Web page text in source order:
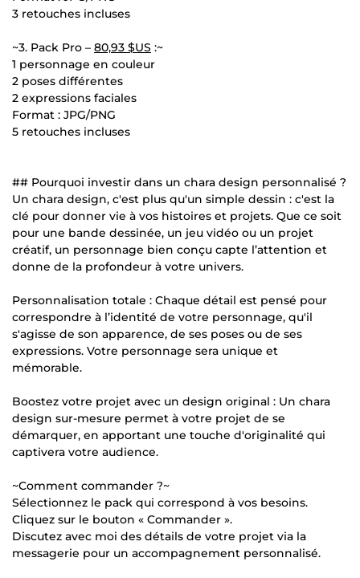
3 retouches incluses
~3. Pack Pro – 80,93 $US :~
1 personnage en couleur
2 poses différentes
2 expressions faciales
Format : JPG/PNG
5 retouches incluses
## Pourquoi investir dans un chara design personnalisé ?
Un chara design, c'est plus qu'un simple dessin : c'est la
clé pour donner vie à vos histoires et projets. Que ce soit
pour une bande dessinée, un jeu vidéo ou un projet
créatif, un personnage bien conçu capte l’attention et
donne de la profondeur à votre univers.
Personnalisation totale : Chaque détail est pensé pour
correspondre à l’identité de votre personnage, qu'il
s'agisse de son apparence, de ses poses ou de ses
expressions. Votre personnage sera unique et
mémorable.
Boostez votre projet avec un design original : Un chara
design sur-mesure permet à votre projet de se
démarquer, en apportant une touche d'originalité qui
captivera votre audience.
~Comment commander ?~
Sélectionnez le pack qui correspond à vos besoins.
Cliquez sur le bouton « Commander ».
Discutez avec moi des détails de votre projet via la
messagerie pour un accompagnement personnalisé.